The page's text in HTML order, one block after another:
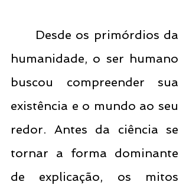
humanidade, o ser humano
buscou compreender sua
existência e o mundo ao seu
redor. Antes da ciência se
tornar a forma dominante
de explicação, os mitos